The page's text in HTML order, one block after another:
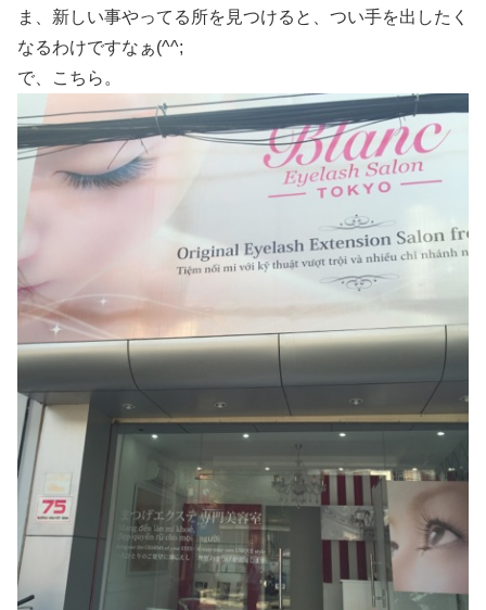
ま、新しい事やってる所を見つけると、つい手を出したく
なるわけですなぁ(^^;
で、こちら。